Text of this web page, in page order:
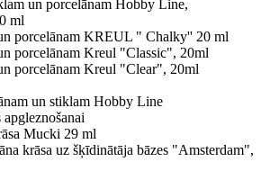
un porcelānam Hobby Line,
ml
porcelānam KREUL " Chalky'' 20 ml
porcelānam Kreul "Classic", 20ml
porcelānam Kreul "Clear", 20ml
un stiklam Hobby Line
Mucki 29 ml
krāsa uz šķīdinātāja bāzes "Amsterdam",